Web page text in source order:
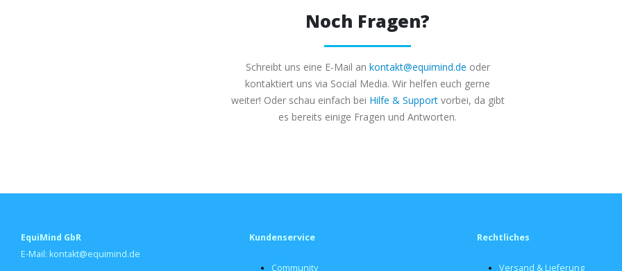
Noch Fragen?
Schreibt uns eine E-Mail an kontakt@equimind.de oder
kontaktiert uns via Social Media. Wir helfen euch gerne
weiter! Oder schau einfach bei Hilfe & Support vorbei, da gibt
es bereits einige Fragen und Antworten.
EquiMind GbR
E-Mail: kontakt@equimind.de
Kundenservice
Community
Rechtliches
Versand & Lieferung